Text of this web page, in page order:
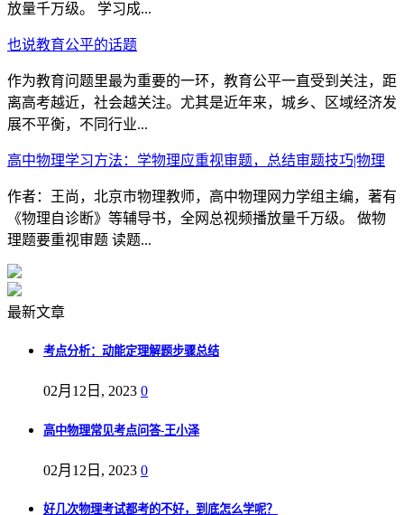
放量千万级。 学习成...
也说教育公平的话题
作为教育问题里最为重要的一环，教育公平一直受到关注，距
离高考越近，社会越关注。尤其是近年来，城乡、区域经济发
展不平衡，不同行业...
高中物理学习方法：学物理应重视审题，总结审题技巧|物理
作者：王尚，北京市物理教师，高中物理网力学组主编，著有
《物理自诊断》等辅导书，全网总视频播放量千万级。 做物
理题要重视审题 读题...
最新文章
考点分析：动能定理解题步骤总结
02月12日, 2023 0
高中物理常见考点问答-王小泽
02月12日, 2023 0
好几次物理考试都考的不好，到底怎么学呢？